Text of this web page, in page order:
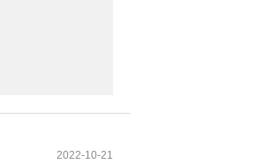
2022-10-21